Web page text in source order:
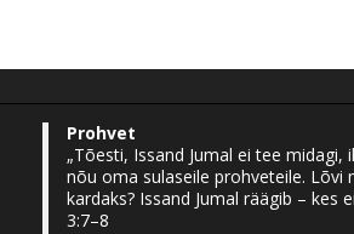
Prohvet
„Tõesti, Issand Jumal ei tee
nõu oma sulaseile prohveteile. Lõvi
kardaks? Issand Jumal räägib – kes
3:7–8